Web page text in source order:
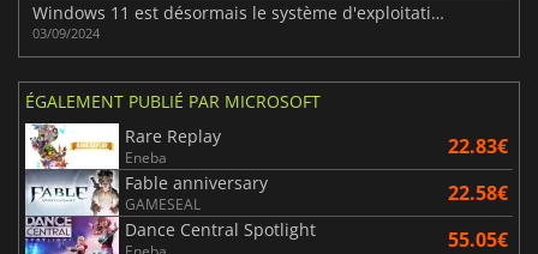
Windows 11 est désormais le système d'exploitation le plus utilisé par les joueurs sur Steam, dépassant Windows 10.
03/09/2024
ÉGALEMENT PUBLIÉ PAR MICROSOFT
Rare Replay
Eneba 22.83€
Fable anniversary
GAMESEAL 22.58€
Dance Central Spotlight 55.05€